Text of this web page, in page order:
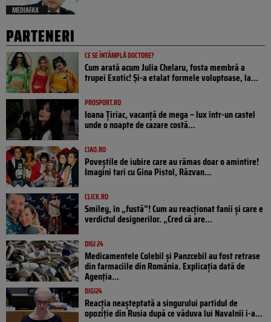
MEDIAFAX
PARTENERI
CE SE ÎNTÂMPLĂ DOCTORE?
Cum arată acum Julia Chelaru, fosta membră a
trupei Exotic! Și-a etalat formele voluptoase, la...
PROSPORT.RO
Ioana Țiriac, vacanță de mega – lux într-un castel
unde o noapte de cazare costă...
CIAO.RO
Poveştile de iubire care au rămas doar o amintire!
Imagini tari cu Gina Pistol, Răzvan...
CLICK.RO
Smiley, în „fustă”! Cum au reacționat fanii și care e
verdictul designerilor. „Cred că are...
DIGI 24
Medicamentele Colebil și Panzcebil au fost retrase
din farmaciile din România. Explicația dată de
Agenția...
DIGI24
Reacția neașteptată a singurului partidul de
opoziţie din Rusia după ce văduva lui Navalnîi i-a...